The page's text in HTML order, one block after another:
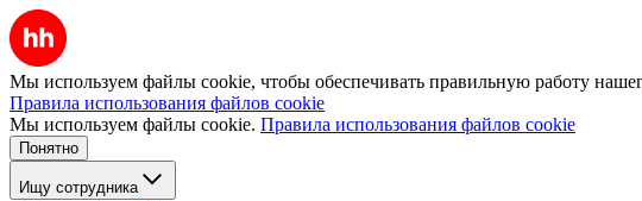
Мы используем файлы cookie, чтобы обеспечивать правильную работу
Правила использования файлов cookie
Мы используем файлы cookie. Правила использования файлов cookie
Понятно
Ищу сотрудника